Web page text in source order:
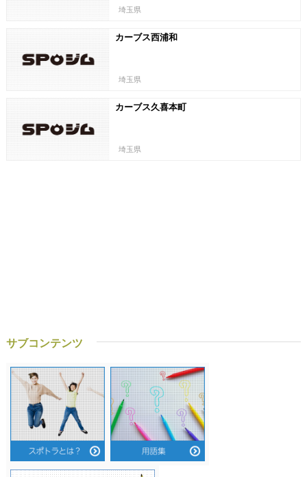
埼玉県
カーブス西浦和
埼玉県
カーブス久喜本町
埼玉県
サブコンテンツ